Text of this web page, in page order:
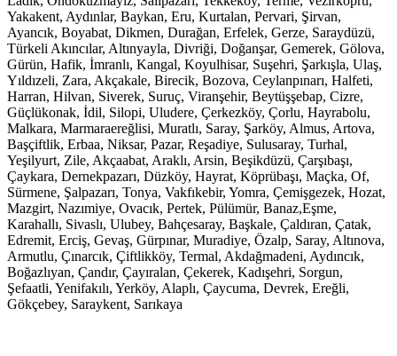
Yakakent, Aydınlar, Baykan, Eru, Kurtalan, Pervari, Şirvan,
Ayancık, Boyabat, Dikmen, Durağan, Erfelek, Gerze, Saraydüzü,
Türkeli Akıncılar, Altınyayla, Divriği, Doğanşar, Gemerek, Gölova,
Gürün, Hafik, İmranlı, Kangal, Koyulhisar, Suşehri, Şarkışla, Ulaş,
Yıldızeli, Zara, Akçakale, Birecik, Bozova, Ceylanpınarı, Halfeti,
Harran, Hilvan, Siverek, Suruç, Viranşehir, Beytüşşebap, Cizre,
Güçlükonak, İdil, Silopi, Uludere, Çerkezköy, Çorlu, Hayrabolu,
Malkara, Marmaraereğlisi, Muratlı, Saray, Şarköy, Almus, Artova,
Başçiftlik, Erbaa, Niksar, Pazar, Reşadiye, Sulusaray, Turhal,
Yeşilyurt, Zile, Akçaabat, Araklı, Arsin, Beşikdüzü, Çarşıbaşı,
Çaykara, Dernekpazarı, Düzköy, Hayrat, Köprübaşı, Maçka, Of,
Sürmene, Şalpazarı, Tonya, Vakfıkebir, Yomra, Çemişgezek, Hozat,
Mazgirt, Nazımiye, Ovacık, Pertek, Pülümür, Banaz,Eşme,
Karahallı, Sivaslı, Ulubey, Bahçesaray, Başkale, Çaldıran, Çatak,
Edremit, Erciş, Gevaş, Gürpınar, Muradiye, Özalp, Saray, Altınova,
Armutlu, Çınarcık, Çiftlikköy, Termal, Akdağmadeni, Aydıncık,
Boğazlıyan, Çandır, Çayıralan, Çekerek, Kadışehri, Sorgun,
Şefaatli, Yenifakılı, Yerköy, Alaplı, Çaycuma, Devrek, Ereğli,
Gökçebey, Saraykent, Sarıkaya